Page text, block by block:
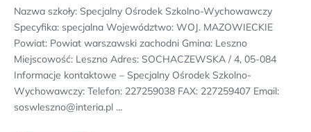
Nazwa szkoły: Specjalny Ośrodek Szkolno-Wychowawczy
Specyfika: specjalna Województwo: WOJ. MAZOWIECKIE
Powiat: Powiat warszawski zachodni Gmina: Leszno
Miejscowość: Leszno Adres: SOCHACZEWSKA / 4, 05-084
Informacje kontaktowe – Specjalny Ośrodek Szkolno-
Wychowawczy: Telefon: 227259038 FAX: 227259407 Email:
soswleszno@interia.pl …